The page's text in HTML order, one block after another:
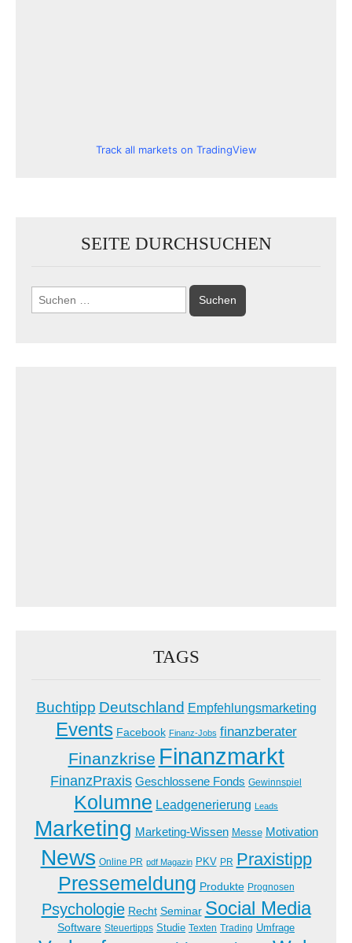
Track all markets on TradingView
SEITE DURCHSUCHEN
Suchen
nach:
TAGS
Buchtipp Deutschland Empfehlungsmarketing
Events Facebook Finanz-Jobs finanzberater
Finanzkrise Finanzmarkt
FinanzPraxis Geschlossene Fonds Gewinnspiel
Kolumne Leadgenerierung Leads
Marketing Marketing-Wissen Messe Motivation
News Online PR pdf Magazin PKV PR Praxistipp
Pressemeldung Produkte Prognosen
Psychologie Recht Seminar Social Media
Software Steuertipps Studie Texten Trading Umfrage